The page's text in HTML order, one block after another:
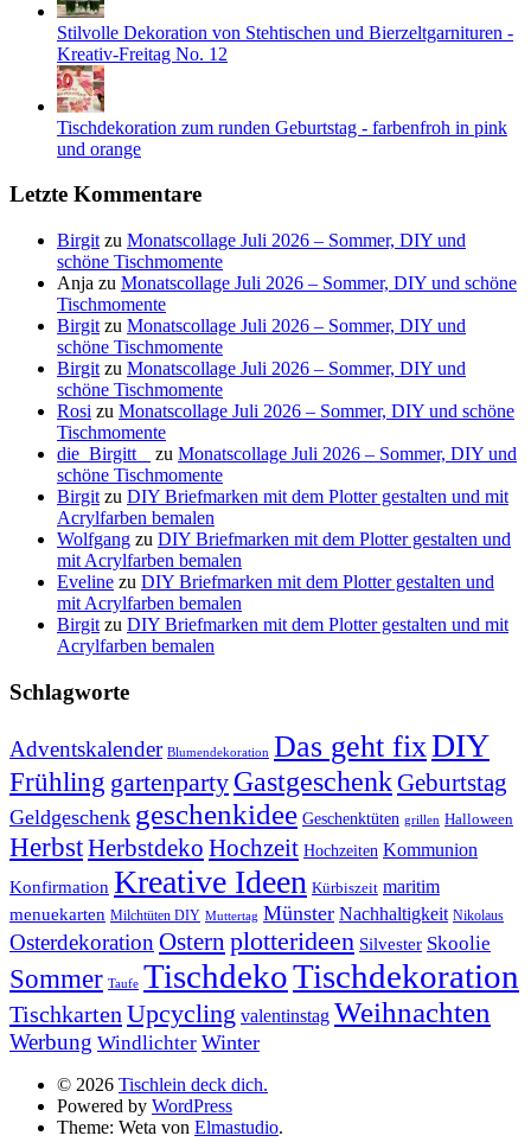
Stilvolle Dekoration von Stehtischen und Bierzeltgarnituren -
Kreativ-Freitag No. 12
Tischdekoration zum runden Geburtstag - farbenfroh in pink
und orange
Letzte Kommentare
Birgit zu Monatscollage Juli 2026 – Sommer, DIY und
schöne Tischmomente
Anja zu Monatscollage Juli 2026 – Sommer, DIY und schöne
Tischmomente
Birgit zu Monatscollage Juli 2026 – Sommer, DIY und
schöne Tischmomente
Birgit zu Monatscollage Juli 2026 – Sommer, DIY und
schöne Tischmomente
Rosi zu Monatscollage Juli 2026 – Sommer, DIY und schöne
Tischmomente
die_Birgitt _
zu Monatscollage Juli 2026 – Sommer, DIY und
schöne Tischmomente
Birgit zu DIY Briefmarken mit dem Plotter gestalten und mit
Acrylfarben bemalen
Wolfgang zu DIY Briefmarken mit dem Plotter gestalten und
mit Acrylfarben bemalen
Eveline zu DIY Briefmarken mit dem Plotter gestalten und
mit Acrylfarben bemalen
Birgit zu DIY Briefmarken mit dem Plotter gestalten und mit
Acrylfarben bemalen
Schlagworte
Adventskalender Blumendekoration Das geht fixDIY
Frühling gartenparty GastgeschenkGeburtstag
Geldgeschenk geschenkidee Geschenktüten grillen Halloween
HerbstHerbstdeko Hochzeit Hochzeiten Kommunion
Konfirmation Kreative Ideen Kürbiszeit maritim
menuekarten Milchtüten DIY Muttertag Münster Nachhaltigkeit Nikolaus
OsterdekorationOstern plotterideen Silvester Skoolie
Sommer Taufe TischdekoTischdekoration
Tischkarten Upcycling valentinstag Weihnachten
Werbung Windlichter Winter
© 2026 Tischlein deck dich.
Powered by WordPress
Theme: Weta von Elmastudio.